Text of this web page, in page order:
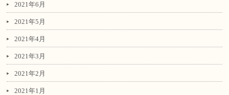
2021年6月
2021年5月
2021年4月
2021年3月
2021年2月
2021年1月